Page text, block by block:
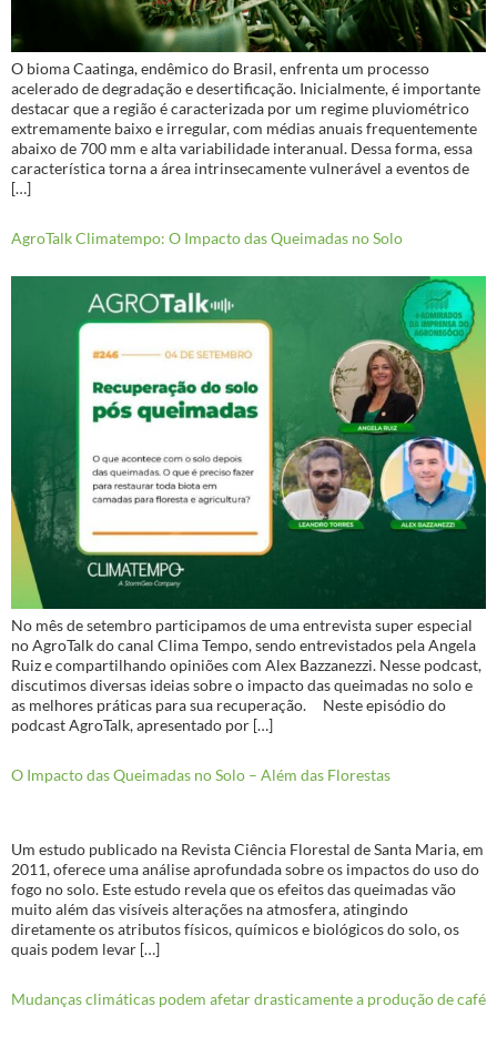
O bioma Caatinga, endêmico do Brasil, enfrenta um processo
acelerado de degradação e desertificação. Inicialmente, é importante
destacar que a região é caracterizada por um regime pluviométrico
extremamente baixo e irregular, com médias anuais frequentemente
abaixo de 700 mm e alta variabilidade interanual. Dessa forma, essa
característica torna a área intrinsecamente vulnerável a eventos de
[…]
AgroTalk Climatempo: O Impacto das Queimadas no Solo
No mês de setembro participamos de uma entrevista super especial
no AgroTalk do canal Clima Tempo, sendo entrevistados pela Angela
Ruiz e compartilhando opiniões com Alex Bazzanezzi. Nesse podcast,
discutimos diversas ideias sobre o impacto das queimadas no solo e
as melhores práticas para sua recuperação. Neste episódio do
podcast AgroTalk, apresentado por […]
O Impacto das Queimadas no Solo – Além das Florestas
Um estudo publicado na Revista Ciência Florestal de Santa Maria, em
2011, oferece uma análise aprofundada sobre os impactos do uso do
fogo no solo. Este estudo revela que os efeitos das queimadas vão
muito além das visíveis alterações na atmosfera, atingindo
diretamente os atributos físicos, químicos e biológicos do solo, os
quais podem levar […]
Mudanças climáticas podem afetar drasticamente a produção de café